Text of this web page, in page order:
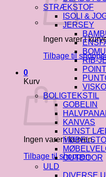
Ingen varer i
Tilbage til
0
Kurv
Ingen varer i kurven.
Tilbage til shoppen
STRÆKSTOF
ISOLI &
JERSEY
RIB-
BOLIGTEKSTIL
GOBELIN
KANVAS
KUNST
OUTDOOR
ULD
DIVERSE